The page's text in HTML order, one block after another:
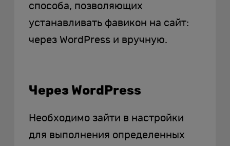
способа, позволяющих
устанавливать фавикон на сайт:
через WordPress и вручную.
Через WordPress
Необходимо зайти в настройки
для выполнения определенных